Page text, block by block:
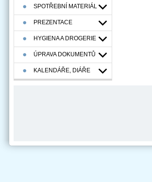
SPOTŘEBNÍ MATERIÁL
PREZENTACE
HYGIENA A DROGERIE
ÚPRAVA DOKUMENTŮ
KALENDÁŘE, DIÁŘE